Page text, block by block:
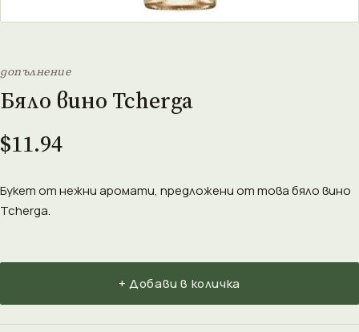
допълнение
Бяло вино Tcherga
$11.94
Букет от нежни аромати, предложени от това бяло вино
Tcherga.
+ Добави в количка